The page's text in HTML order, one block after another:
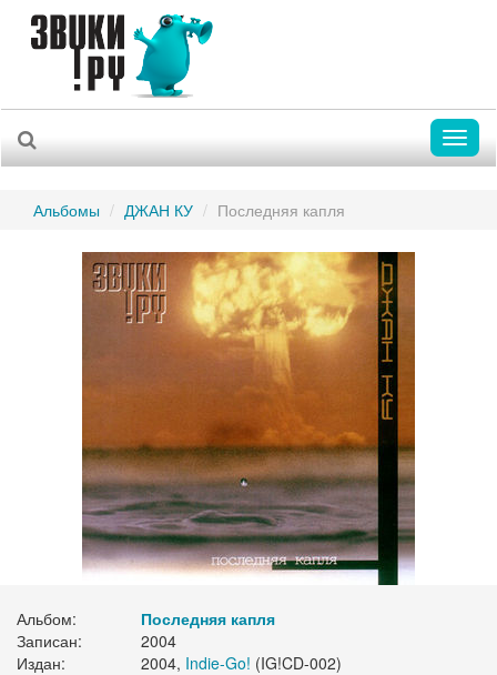
Альбомы ДЖАН КУ Последняя капля
Альбом:
Последняя капля
Записан:
2004
Издан:
2004, Indie-Go! (IG!CD-002)